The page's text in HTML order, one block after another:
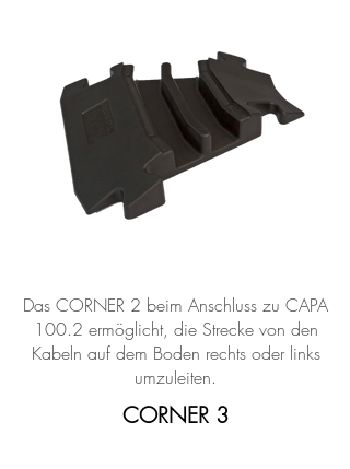
Das CORNER 2 beim Anschluss zu CAPA
100.2 ermöglicht, die Strecke von den
Kabeln auf dem Boden rechts oder links
umzuleiten.
CORNER 3